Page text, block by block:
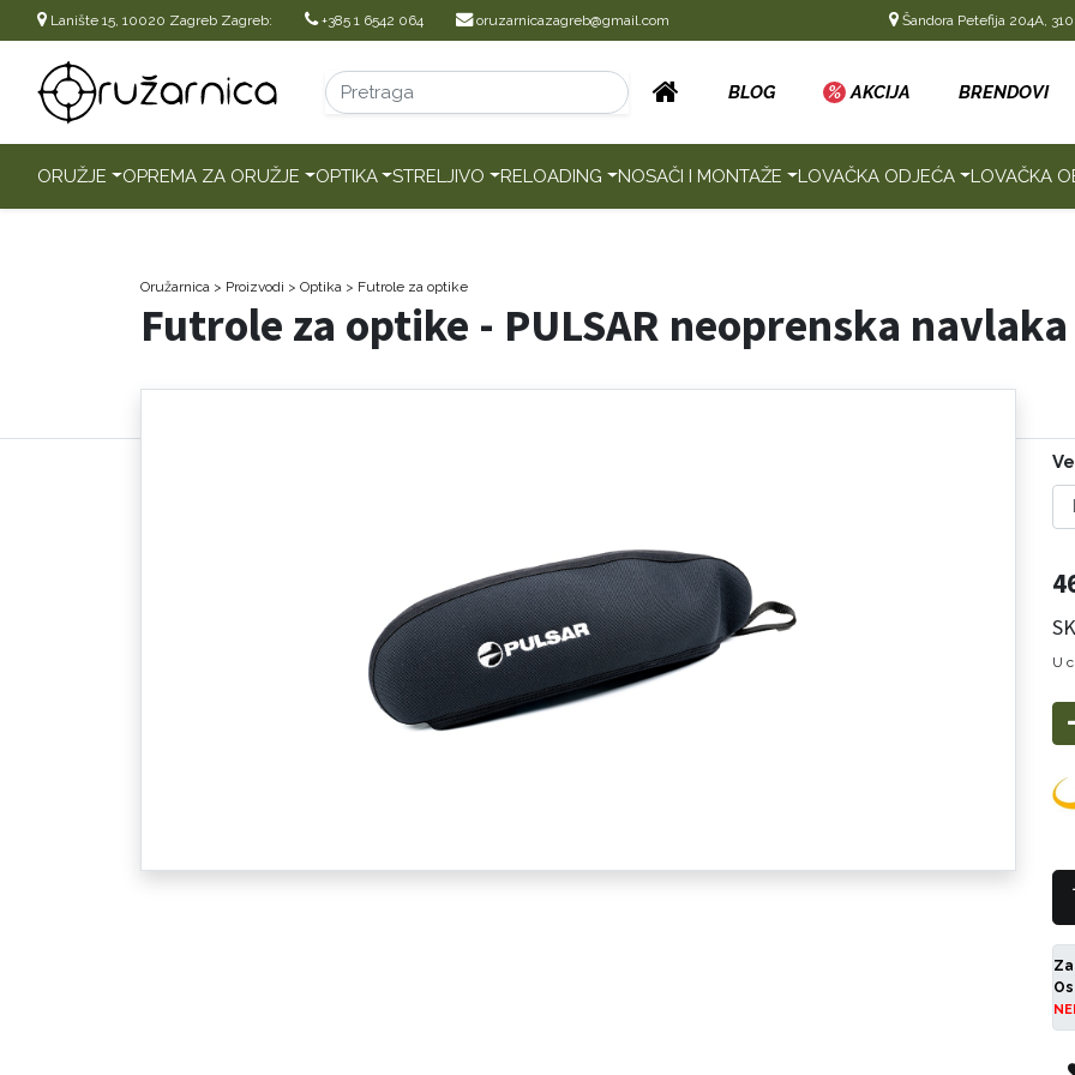
Lanište 15, 10020 Zagreb Zagreb: +385 1 6542 064 oruzarnicazagreb@gmail.com Šandora Petefija 204A,
BLOG % AKCIJA BRENDOVI
ORUŽJE OPREMA ZA ORUŽJE OPTIKA STRELJIVO RELOADING NOSAČI I MONTAŽE LOVAČKA ODJEĆA LOVAČKA
Oružarnica > Proizvodi > Optika > Futrole za optike
Futrole za optike - PULSAR neoprenska
U